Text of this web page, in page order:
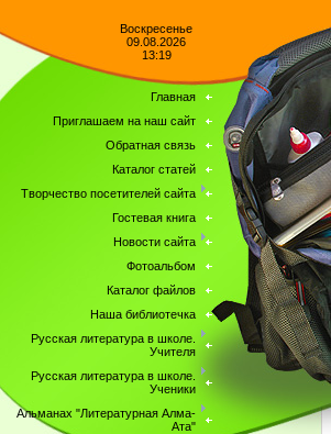
Воскресенье
09.08.2026
13:19
Главная
Приглашаем на наш сайт
Обратная связь
Каталог статей
Творчество посетителей сайта
Гостевая книга
Новости сайта
Фотоальбом
Каталог файлов
Наша библиотечка
Русская литература в школе.
Учителя
Русская литература в школе.
Ученики
Альманах "Литературная Алма-
Ата"